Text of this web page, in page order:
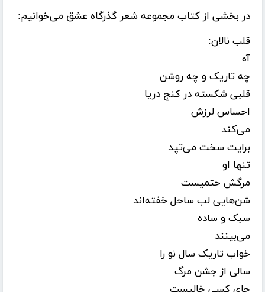
در بخشی از کتاب مجموعه شعر گذرگاه عشق می‌خوانیم:
قلب نالان:
آه
چه تاریک و چه روشن
قلبی شکسته در کنج دریا
احساس لرزش
می‌کند
برایت سخت می‌تپد
تنها او
مرگش حتمیست
شن‌هایی لب ساحل خفته‌اند
سبک و ساده
می‌بینند
خواب تاریک سال نو را
سالی از جشن مرگ